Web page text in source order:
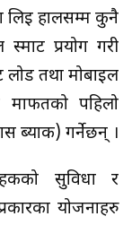
लिई हालसम्म कुनै
प्रयोग गरी
लोड तथा मोबाइल
पहिलो
ब्याक) गर्नेछन् ।
सुविधा र
योजनाहरु